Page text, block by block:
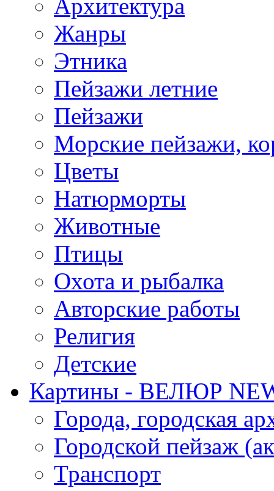
Архитектура
Жанры
Этника
Пейзажи летние
Пейзажи
Морские пейзажи,
Цветы
Натюрморты
Животные
Птицы
Охота и рыбалка
Авторские работы
Религия
Детские
Картины - ВЕЛЮР
Города, городская
Городской пейзаж
Транспорт